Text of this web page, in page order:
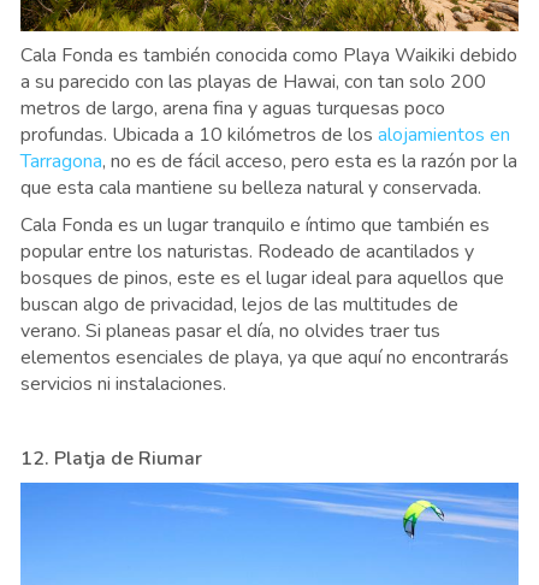
Cala Fonda es también conocida como Playa Waikiki debido
a su parecido con las playas de Hawai, con tan solo 200
metros de largo, arena fina y aguas turquesas poco
profundas. Ubicada a 10 kilómetros de los alojamientos en
Tarragona, no es de fácil acceso, pero esta es la razón por la
que esta cala mantiene su belleza natural y conservada.
Cala Fonda es un lugar tranquilo e íntimo que también es
popular entre los naturistas. Rodeado de acantilados y
bosques de pinos, este es el lugar ideal para aquellos que
buscan algo de privacidad, lejos de las multitudes de
verano. Si planeas pasar el día, no olvides traer tus
elementos esenciales de playa, ya que aquí no encontrarás
servicios ni instalaciones.
12. Platja de Riumar